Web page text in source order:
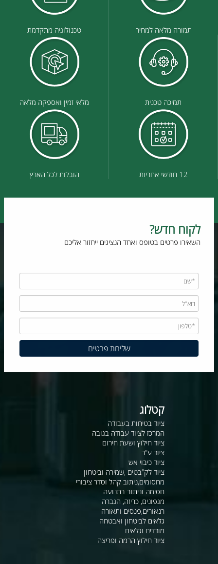
תמורה מלאה למחיר טכנולוגיה מתקדמת
תמיכה טכנית מלאי זמין ואספקה מלאה
12 חודשי אחריות הובלות לכל הארץ
לקוח חדש?
השאירו פרטים בטופס ואחד הנציגים ייחזור אליכם
קטלוג
ציוד בטיחות בעבודה
המרכז לציוד עבודה בגובה
ציוד חילוץ ושעת חירום
ציוד ע"ר
ציוד כיבוי אש
ציוד לק"בטים ,שמירה וביטחון
מחסומים,ניתוב קהל וסדר ציבורי
חסימה וניתוב בתנועה
מגפונים, כריזה, הגברה
רנאורים,פנסים ותאורה
גלאים לביטחון ואבטחה
מודדים וגלאים
ציוד חילוץ הרמה ופריצה